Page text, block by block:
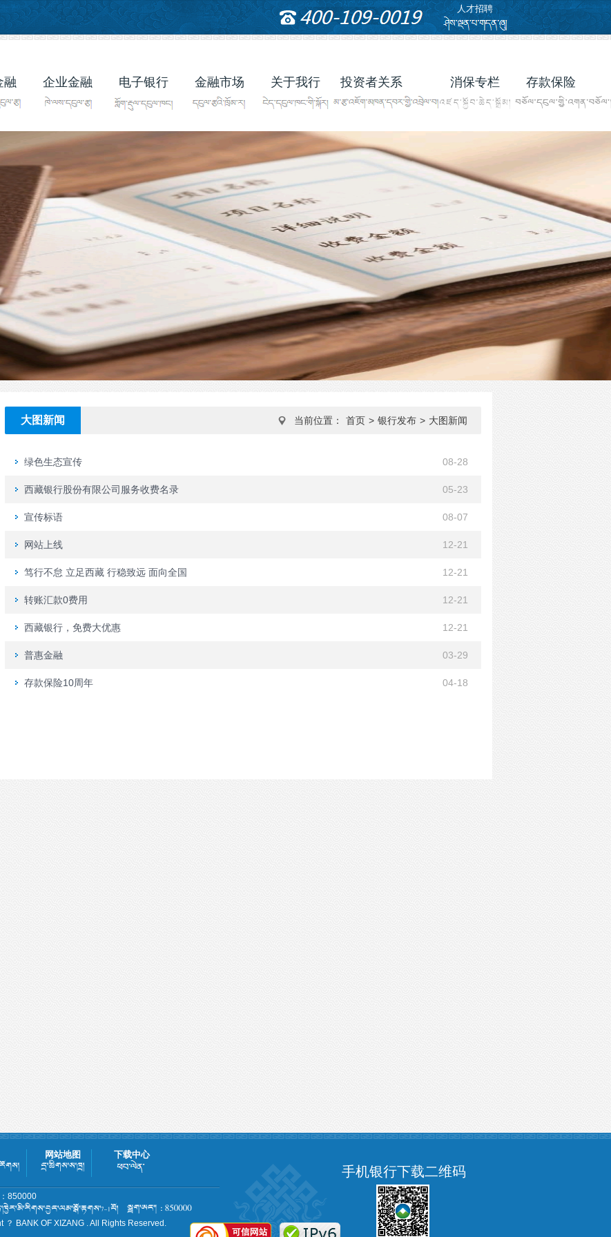
人才招聘
融 企业金融 电子银行 金融市场 关于我行 投资者关系 消保专栏 存款保险
大图新闻 当前位置： 首页 > 银行发布 > 大图新闻
绿色生态宣传 08-28
西藏银行股份有限公司服务收费名录 05-23
宣传标语 08-07
网站上线 12-21
笃行不怠 立足西藏 行稳致远 面向全国 12-21
转账汇款0费用 12-21
西藏银行，免费大优惠 12-21
普惠金融 03-29
存款保险10周年 04-18
网站地图 下载中心
850000
？ BANK OF XIZANG . All Rights Reserved.
手机银行下载二维码